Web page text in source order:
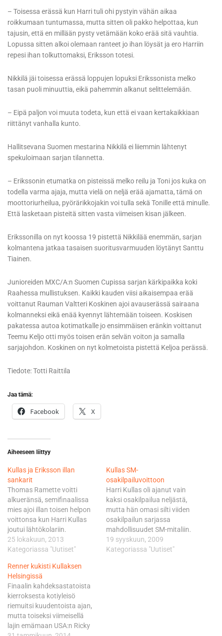
– Toisessa erässä kun Harri tuli ohi pystyin vähän aikaa
roikkumaan tuntumassa, mutta sitten oli pakko helpottaa, kun
tajusin, että en millään pysty vetämään koko erää sitä vauhtia.
Lopussa sitten alkoi olemaan ranteet jo ihan löysät ja ero Harriin
repesi ihan tolkuttomaksi, Eriksson totesi.
Nikkilä jäi toisessa erässä loppujen lopuksi Erikssonista melko
tasan puoli minuuttia, eikä pahemmin alkanut selittelemään.
– Eipä paljon voi muuta todeta, kun että ei vaan kertakaikkiaan
riittänyt vanhalla kunto.
Hallitsevana Suomen mestarina Nikkilä ei liiemmin lähtenyt
spekuloimaan sarjan tilannetta.
– Erikssonin etumatka on pisteissä melko reilu ja Toni jos kuka on
todella varma ajaja, mutta vielä on neljä erää ajamatta, tämä on
moottoriurheilua, pyörärikkojakin voi tulla sekä Tonille että minulle.
Että lasketaan pisteitä sitten vasta viimeisen kisan jälkeen.
Erikssonilla on nyt koossa 19 pistettä Nikkilää enemmän, sarjan
kolmantena jatkaa tasaisen suoritusvarmuuden löytänyt Santtu
Tiainen.
Junioreiden MXC/A:n Suomen Cupissa sarjan kärkipaikka koki
Raahessa mullistuksen. Kaikki kauden viisi aikaisempaa erää
voittanut Rauman Valtteri Koskinen ajoi avauserässä sairaana
kolmanneksi eikä enää kyennyt lähtemään toiseen. Koskisen
pakatessa autoa kotimatkalle jo ensimmäisen eränkin voittanut
Teemu Keljo otti myös toisen erän selvän voiton ja samalla
sarjajohdon. Koskinen on nyt kolmetoista pistettä Keljoa perässä.
Tiedote: Totti Raittila
Jaa tämä:
Facebook X
Aiheeseen liittyy
Kullas ja Eriksson illan
sankarit
Thomas Ramette voitti
alkueränsä, semifinaalissa
mies ajoi illan toisen helpon
voittonsa kun Harri Kullas
joutui lähtökolariin.
Finaalissa Kullas pisti
kuitenkin vieraat
ajaessa kuudenneksi, sijalle,
joka varmisti mestaruuden jo
ennen lauantain
päätöskisaa. Finaalin
startissa Ramette oli
alkuerän ja semifinaalin
tapaan kärjessä. Kullas
25 lokakuun, 2013
Kategoriassa "Uutiset"
Kullas SM-
osakilpailuvoittoon
Harri Kullas oli ajanut vain
kaksi osakilpailua neljästä,
mutta hän omasi silti viiden
osakilpailun sarjassa
mahdollisuudet SM-mitaliin.
Kullas ajoikin eräsijat kaksi ja
yksi, joilla irtosi
19 syyskuun, 2009
Kategoriassa "Uutiset"
Renner kukisti Kullaksen
Helsingissä
Finaalin kahdeksastatoista
kierroksesta kotiyleisö
riemuitsi kuudentoista ajan,
mutta toiseksi viimeisellä
lajin emämaan USA:n Ricky